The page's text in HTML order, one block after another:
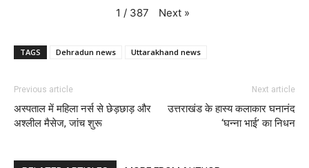
1 / 387 Next »
TAGS Dehradun news Uttarakhand news
Previous article
अस्पताल में महिला नर्स से छेड़छाड़ और
अश्लील मैसेज, जांच शुरू
Next article
उत्तराखंड के हास्य कलाकार घनानंद
‘घन्ना भाई’ का निधन